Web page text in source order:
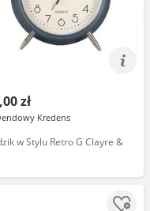
zł
Kredens
w Stylu Retro G Clayre &